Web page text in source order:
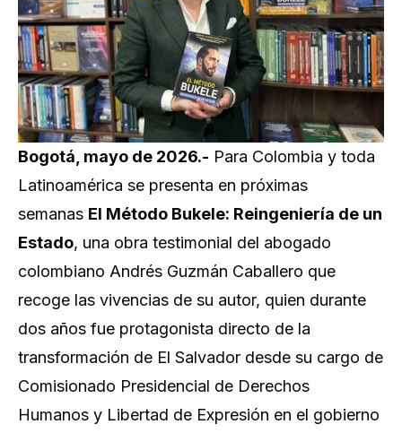
Bogotá, mayo de 2026.- Para Colombia y toda
Latinoamérica se presenta en próximas
semanas El Método Bukele: Reingeniería de un
Estado, una obra testimonial del abogado
colombiano Andrés Guzmán Caballero que
recoge las vivencias de su autor, quien durante
dos años fue protagonista directo de la
transformación de El Salvador desde su cargo de
Comisionado Presidencial de Derechos
Humanos y Libertad de Expresión en el gobierno